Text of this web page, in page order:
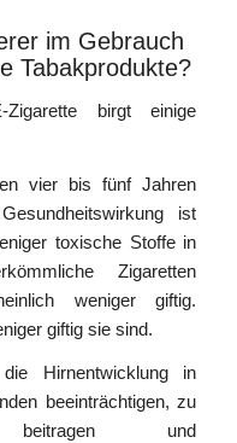
im Gebrauch
Tabakprodukte?
birgt einige
vier bis fünf Jahren
ist
toxische Stoffe in
Zigaretten
weniger giftig.
giftig sie sind.
Hirnentwicklung in
beeinträchtigen, zu
beitragen und